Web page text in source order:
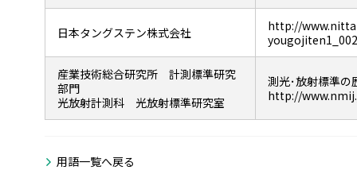
日本タングステン株式会社
http://
産業技術総合研究所 計測標準研究
部門
光放射計測科 光放射標準研究室
測光･放射標準の
http://
用語一覧へ戻る